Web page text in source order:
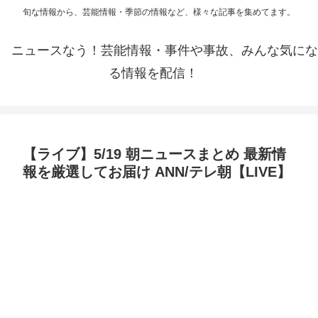
旬な情報から、芸能情報・季節の情報など、様々な記事を集めてます。
ニュースなう！芸能情報・事件や事故、みんな気にな
る情報を配信！
【ライブ】5/19 朝ニュースまとめ 最新情
報を厳選してお届け ANN/テレ朝【LIVE】